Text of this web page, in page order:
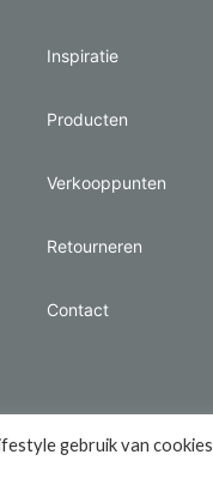
Inspiratie
Producten
Verkooppunten
Retourneren
Contact
gebruik van